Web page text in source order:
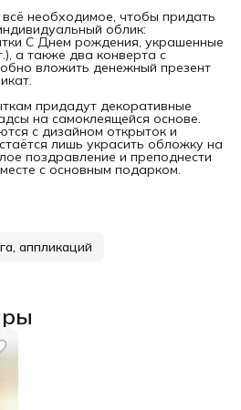
необходимое, чтобы придать
облик:
С Днем рождения, украшенные
а также два конверта с
вложить денежный презент
придадут декоративные
на самоклеящейся основе.
с дизайном открыток и
лишь украсить обложку на
поздравление и преподнести
с основным подарком.
аппликаций